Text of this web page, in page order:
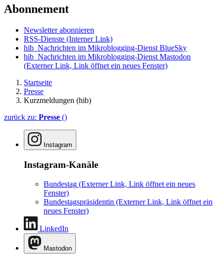
Abonnement
Newsletter abonnieren
RSS-Dienste (Interner Link)
hib_Nachrichten im Mikroblogging-Dienst BlueSky
hib_Nachrichten im Mikroblogging-Dienst Mastodon
(Externer Link, Link öffnet ein neues Fenster)
Startseite
Presse
Kurzmeldungen (hib)
zurück zu: Presse ()
Instagram
Instagram-Kanäle
Bundestag (Externer Link, Link öffnet ein neues
Fenster)
Bundestagspräsidentin (Externer Link, Link öffnet ein
neues Fenster)
LinkedIn
Mastodon